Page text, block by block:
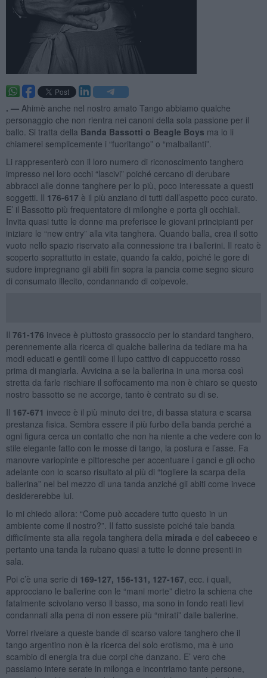
. — Ahimè anche nel nostro amato Tango abbiamo qualche
personaggio che non rientra nei canoni della sola passione per il
ballo. Si tratta della Banda Bassotti o Beagle Boys ma io li
chiamerei semplicemente i “fuoritango” o “malballanti”.
Li rappresenterò con il loro numero di riconoscimento tanghero
impresso nei loro occhi “lascivi” poiché cercano di derubare
abbracci alle donne tanghere per lo più, poco interessate a questi
soggetti. Il 176-617 è il più anziano di tutti dall’aspetto poco curato.
E’ il Bassotto più frequentatore di milonghe e porta gli occhiali.
Invita quasi tutte le donne ma preferisce le giovani principianti per
iniziare le “new entry” alla vita tanghera. Quando balla, crea il sotto
vuoto nello spazio riservato alla connessione tra i ballerini. Il reato è
scoperto soprattutto in estate, quando fa caldo, poiché le gore di
sudore impregnano gli abiti fin sopra la pancia come segno sicuro
di consumato illecito, condannando di colpevole.
Il 761-176 invece è piuttosto grassoccio per lo standard tanghero,
perennemente alla ricerca di qualche ballerina da tediare ma ha
modi educati e gentili come il lupo cattivo di cappuccetto rosso
prima di mangiarla. Avvicina a se la ballerina in una morsa così
stretta da farle rischiare il soffocamento ma non è chiaro se questo
nostro bassotto se ne accorge, tanto è centrato su di se.
Il 167-671 invece è il più minuto dei tre, di bassa statura e scarsa
prestanza fisica. Sembra essere il più furbo della banda perché a
ogni figura cerca un contatto che non ha niente a che vedere con lo
stile elegante fatto con le mosse di tango, la postura e l’asse. Fa
manovre variopinte e pittoresche per accentuare i ganci e gli ocho
adelante con lo scarso risultato al più di “togliere la scarpa della
ballerina” nel bel mezzo di una tanda anziché gli abiti come invece
desidererebbe lui.
Io mi chiedo allora: “Come può accadere tutto questo in un
ambiente come il nostro?”. Il fatto sussiste poiché tale banda
difficilmente sta alla regola tanghera della mirada e del cabeceo e
pertanto una tanda la rubano quasi a tutte le donne presenti in
sala.
Poi c’è una serie di 169-127, 156-131, 127-167 , ecc. i quali,
approcciano le ballerine con le “mani morte” dietro la schiena che
fatalmente scivolano verso il basso, ma sono in fondo reati lievi
condannati alla pena di non essere più “mirati” dalle ballerine.
Vorrei rivelare a queste bande di scarso valore tanghero che il
tango argentino non è la ricerca del solo erotismo, ma è uno
scambio di energia tra due corpi che danzano. E’ vero che
passiamo intere serate in milonga e incontriamo tante persone,